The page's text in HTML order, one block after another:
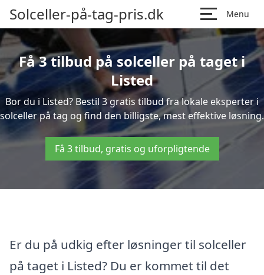
Solceller-på-tag-pris.dk Menu
Få 3 tilbud på solceller på taget i
Listed
Bor du i Listed? Bestil 3 gratis tilbud fra lokale eksperter i
solceller på tag og find den billigste, mest effektive løsning.
Få 3 tilbud, gratis og uforpligtende
Er du på udkig efter løsninger til solceller
på taget i Listed? Du er kommet til det